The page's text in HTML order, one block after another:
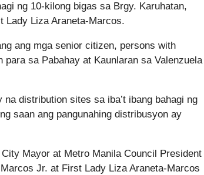
ng 10-kilong bigas sa Brgy. Karuhatan,
Lady Liza Araneta-Marcos.
ang mga senior citizen, persons with
sa Pabahay at Kaunlaran sa Valenzuela
distribution sites sa iba’t ibang bahagi ng
saan ang pangunahing distribusyon ay
Mayor at Metro Manila Council President
Jr. at First Lady Liza Araneta-Marcos